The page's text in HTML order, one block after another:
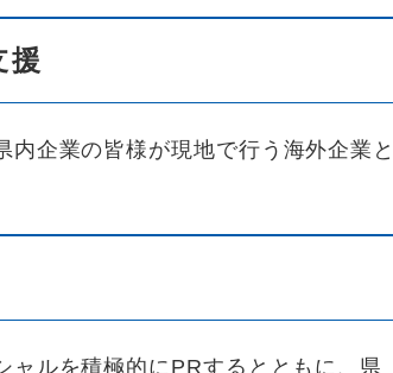
援
企業の皆様が現地で行う海外企業と
ャルを積極的にPRするとともに、県